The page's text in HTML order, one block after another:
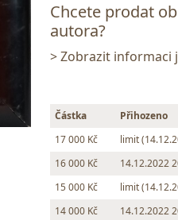
Chcete prodat
autora?
> Zobrazit informaci
Částka Přihozeno
17 000 Kč
limit
16 000 Kč
14.12.2022
15 000 Kč
limit
14 000 Kč
14.12.2022